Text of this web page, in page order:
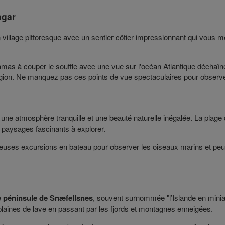
village pittoresque avec un sentier côtier impressionnant qui vous
à couper le souffle avec une vue sur l'océan Atlantique
Ne manquez pas ces points de vue spectaculaires pour
atmosphère tranquille et une beauté naturelle inégalée. La
fascinants à explorer.
excursions en bateau pour observer les oiseaux marins et
péninsule de Snæfellsnes, souvent surnommée "l’Islande en
de lave en passant par les fjords et montagnes enneigées.